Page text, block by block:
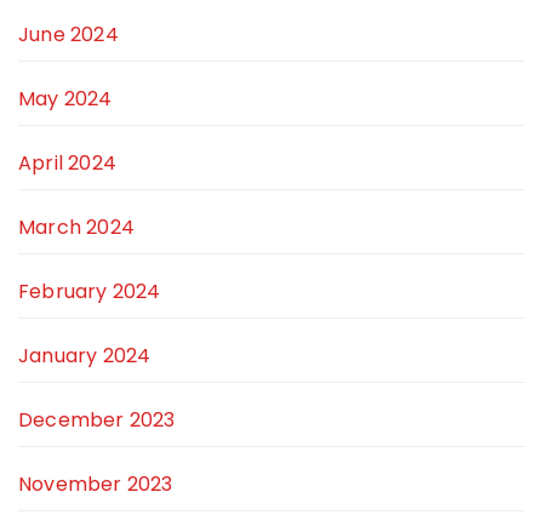
June 2024
May 2024
April 2024
March 2024
February 2024
January 2024
December 2023
November 2023